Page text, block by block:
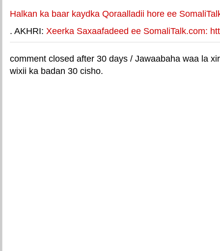
Halkan ka baar kaydka Qoraalladii hore ee
. AKHRI: Xeerka Saxaafadeed ee SomaliTalk.com:
comment closed after 30 days / Jawaabaha waa la
wixii ka badan 30 cisho.